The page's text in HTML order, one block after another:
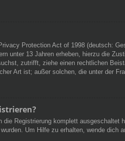
Protection Act of 1998 (deutsch:
unter 13 Jahren erheben, hierzu die
zutrifft, ziehe einen rechtlichen
Art ist; außer solchen, die unter der
Registrierung komplett
Um Hilfe zu erhalten, wende dich